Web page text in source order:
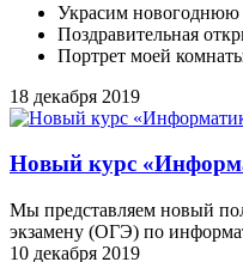
Украсим новогоднюю
Поздравительная
Портрет моей
18 декабря 2019
Новый курс
Мы представляем новый
экзамену (ОГЭ) по
10 декабря 2019